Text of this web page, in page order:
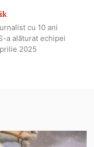
cu 10 ani
a alăturat echipei
2025